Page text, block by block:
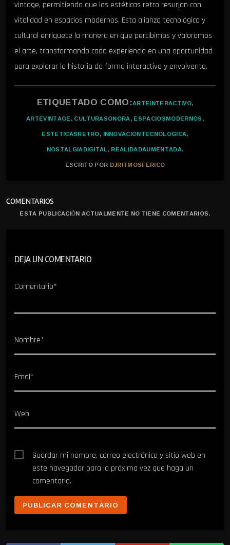
vintage, permitiendo que las estéticas retro resurjan con
vitalidad en espacios modernos. Esta alianza tecnológica y
cultural enriquece la manera en que percibimos y valoramos
el arte, transformando cada experiencia en una oportunidad
para explorar la historia de forma interactiva y envolvente.
ETIQUETADO COMO:ARTEINTERACTIVO,
ARTEVINTAGE,CULTURASONORA,ESPACIOSMODERNOS,
ESTETICASRETRO, INNOVACIONTECNOLOGICA,
NOSTALGIADIGITAL,REALIDADAUMENTADA.
ESCRITO POR DJRITMOSFERICO
COMENTARIOS
ESTA PUBLICACIÓN ACTUALMENTE NO TIENE COMENTARIOS.
DEJA UN COMENTARIO
Comentario*
Nombre*
Emal*
Web
Guardar mi nombre, correo electrónico y sitio web en
este navegador para la próxima vez que haga un
comentario.